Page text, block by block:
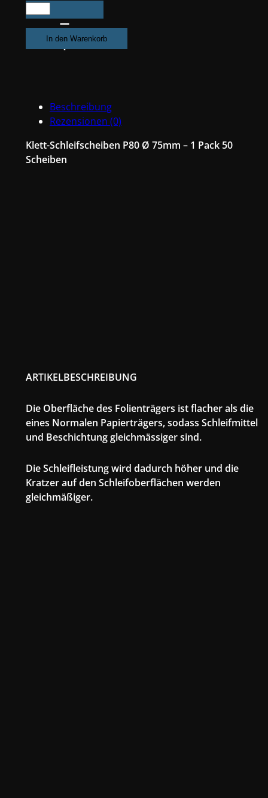
50X
Exzenter
Schleifpapier
/
75mm
7
Loch
In den Warenkorb
Beschreibung
Rezensionen (0)
Klett-Schleifscheiben P80 Ø 75mm – 1 Pack 50
Scheiben
ARTIKELBESCHREIBUNG
Die Oberfläche des Folienträgers ist flacher als die
eines Normalen Papierträgers, sodass Schleifmittel
und Beschichtung gleichmässiger sind.
Die Schleifleistung wird dadurch höher und die
Kratzer auf den Schleifoberflächen werden
gleichmäßiger.